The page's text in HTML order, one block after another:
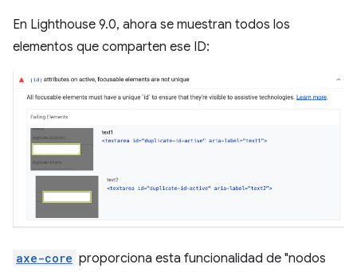
En Lighthouse 9.0, ahora se muestran todos los
elementos que comparten ese ID:
axe-core proporciona esta funcionalidad de "nodos